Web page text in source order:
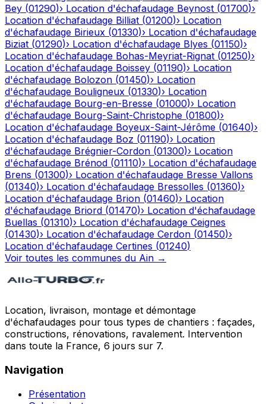
Bey (01290)› Location d'échafaudage Beynost (01700)›
Location d'échafaudage Billiat (01200)› Location
d'échafaudage Birieux (01330)› Location d'échafaudage
Biziat (01290)› Location d'échafaudage Blyes (01150)›
Location d'échafaudage Bohas-Meyriat-Rignat (01250)›
Location d'échafaudage Boissey (01190)› Location
d'échafaudage Bolozon (01450)› Location
d'échafaudage Bouligneux (01330)› Location
d'échafaudage Bourg-en-Bresse (01000)› Location
d'échafaudage Bourg-Saint-Christophe (01800)›
Location d'échafaudage Boyeux-Saint-Jérôme (01640)›
Location d'échafaudage Boz (01190)› Location
d'échafaudage Brégnier-Cordon (01300)› Location
d'échafaudage Brénod (01110)› Location d'échafaudage
Brens (01300)› Location d'échafaudage Bresse Vallons
(01340)› Location d'échafaudage Bressolles (01360)›
Location d'échafaudage Brion (01460)› Location
d'échafaudage Briord (01470)› Location d'échafaudage
Buellas (01310)› Location d'échafaudage Ceignes
(01430)› Location d'échafaudage Cerdon (01450)›
Location d'échafaudage Certines (01240)
Voir toutes les communes du Ain →
Location, livraison, montage et démontage
d'échafaudages pour tous types de chantiers : façades,
constructions, rénovations, ravalement. Intervention
dans toute la France, 6 jours sur 7.
Navigation
Présentation